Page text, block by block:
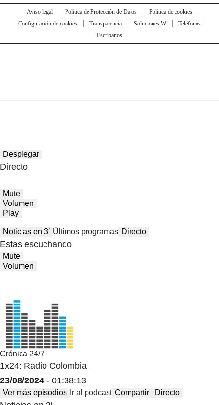
Aviso legal Política de Protección de Datos
Política de cookies
Configuración de cookies
Transparencia Soluciones W
Teléfonos
Escríbanos
Desplegar
Directo
Mute
Volumen
Play
Noticias en 3′ Últimos programas Directo
Estas escuchando
Mute
Volumen
Crónica 24/7
1x24: Radio Colombia
23/08/2024 - 01:38:13
Ver más episodios Ir al podcast Compartir Directo